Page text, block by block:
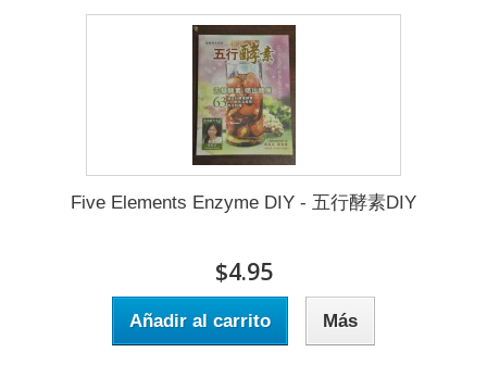
Five Elements Enzyme DIY - 五行酵素DIY
$4.95
Añadir al carrito Más